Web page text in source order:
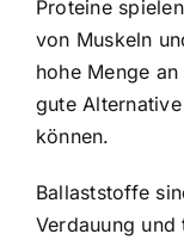
Proteine
von Muskeln
hohe Menge
gute
können.
Ballaststoffe
Verdauung